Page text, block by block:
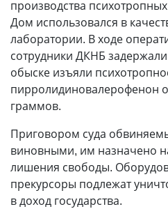
производства
Дом использовался в
лаборатории. В ходе
сотрудники ДКНБ
обыске изъяли
пирролидиновалерофенон
граммов.
Приговором суда
виновными, им назначено
лишения свободы.
прекурсоры подлежат
в доход государства.